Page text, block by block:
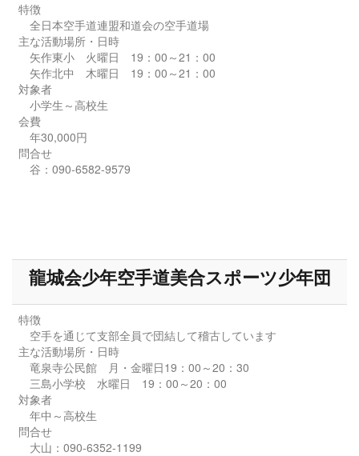
特徴
全日本空手道連盟和道会の空手道場
主な活動場所・日時
矢作東小 火曜日 19：00～21：00
矢作北中 木曜日 19：00～21：00
対象者
小学生～高校生
会費
年30,000円
問合せ
谷：090-6582-9579
龍城会少年空手道美合スポーツ少年団
特徴
空手を通じて支部全員で団結して稽古しています
主な活動場所・日時
竜泉寺公民館 月・金曜日19：00～20：30
三島小学校 水曜日 19：00～20：00
対象者
年中～高校生
問合せ
大山：090-6352-1199